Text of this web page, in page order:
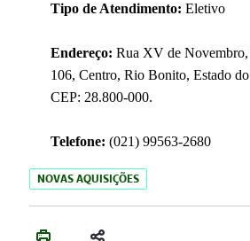
Tipo de Atendimento: Eletivo
Endereço: Rua XV de Novembro,
106, Centro, Rio Bonito, Estado
CEP: 28.800-000.
Telefone: (021) 99563-2680
NOVAS AQUISIÇÕES